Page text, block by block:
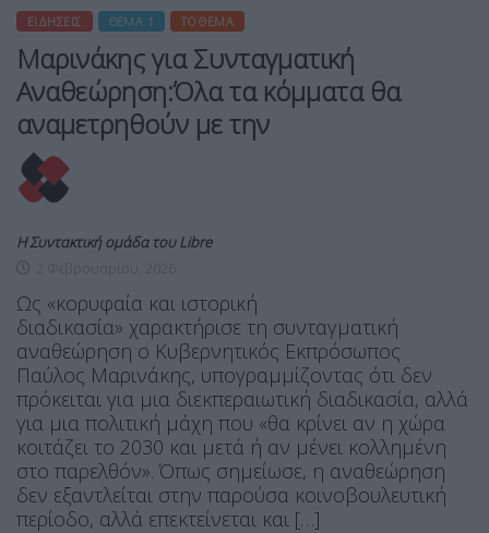
ΕΙΔΉΣΕΙΣ ΘΈΜΑ 1 ΤΟ ΘΕΜΑ
Μαρινάκης για Συνταγματική
Αναθεώρηση:Όλα τα κόμματα θα
αναμετρηθούν με την
Η Συντακτική ομάδα του Libre
Ως «κορυφαία και ιστορική
διαδικασία» χαρακτήρισε τη συνταγματική
αναθεώρηση ο Κυβερνητικός Εκπρόσωπος
Παύλος Μαρινάκης, υπογραμμίζοντας ότι δεν
πρόκειται για μια διεκπεραιωτική διαδικασία, αλλά
για μια πολιτική μάχη που «θα κρίνει αν η χώρα
κοιτάζει το 2030 και μετά ή αν μένει κολλημένη
στο παρελθόν». Όπως σημείωσε, η αναθεώρηση
δεν εξαντλείται στην παρούσα κοινοβουλευτική
περίοδο, αλλά επεκτείνεται και […]